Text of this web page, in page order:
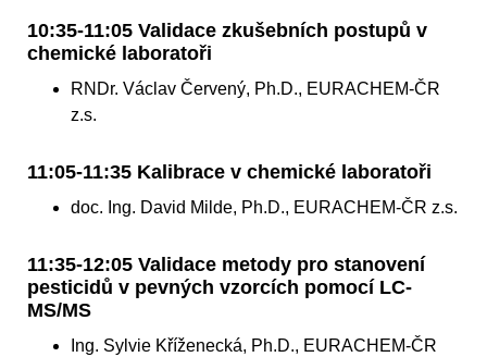
10:35-11:05 Validace zkušebních postupů v
chemické laboratoři
RNDr. Václav Červený, Ph.D., EURACHEM-ČR
z.s.
11:05-11:35 Kalibrace v chemické laboratoři
doc. Ing. David Milde, Ph.D., EURACHEM-ČR z.s.
11:35-12:05 Validace metody pro stanovení
pesticidů v pevných vzorcích pomocí LC-
MS/MS
Ing. Sylvie Kříženecká, Ph.D., EURACHEM-ČR